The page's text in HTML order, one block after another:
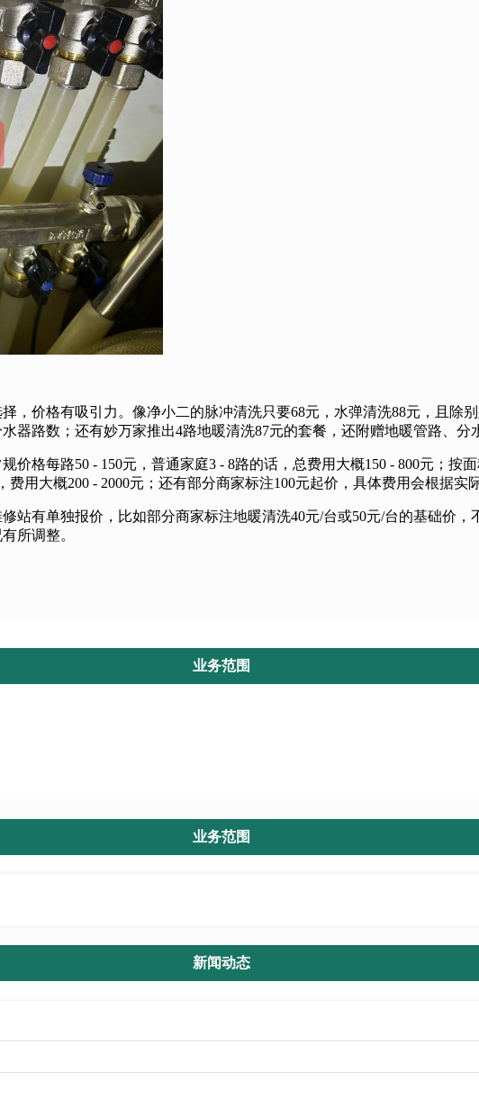
，价格有吸引力。像净小二的脉冲清洗只要68元，水弹清洗88元，且除
器路数；还有妙万家推出4路地暖清洗87元的套餐，还附赠地暖管路、分
价格每路50 - 150元，普通家庭3 - 8路的话，总费用大概150 - 800元；按
用大概200 - 2000元；还有部分商家标注100元起价，具体费用会根据实
站有单独报价，比如部分商家标注地暖清洗40元/台或50元/台的基础价
所调整。
业务范围
业务范围
新闻动态